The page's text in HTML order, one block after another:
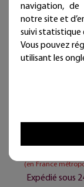
(en France
Expédié sous
navigation,
notre site et
suivi statistique
Vous pouvez
utilisant les